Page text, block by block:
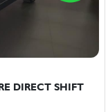
DIRECT SHIFT